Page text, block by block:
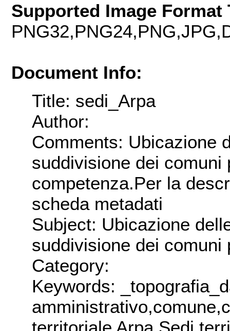
Supported Image Format
Document Info:
Title: sedi_Arpa
Author:
Comments: Ubicazione
suddivisione dei comuni
competenza.Per la
scheda metadati
Subject: Ubicazione
suddivisione dei
Category:
Keywords:
territoriale Arpa,Sedi